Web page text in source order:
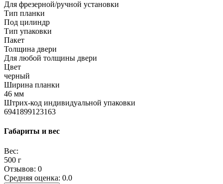
Для фрезерной/ручной установки
Тип планки
Под цилиндр
Тип упаковки
Пакет
Толщина двери
Для любой толщины двери
Цвет
черный
Ширина планки
46 мм
Штрих-код индивидуальной упаковки
6941899123163
Габариты и вес
Вес:
500 г
Отзывов: 0
Средняя оценка: 0.0